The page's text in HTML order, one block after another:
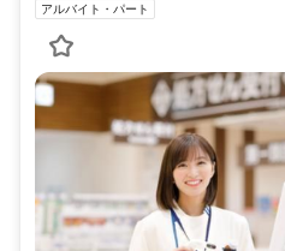
アルバイト・パート